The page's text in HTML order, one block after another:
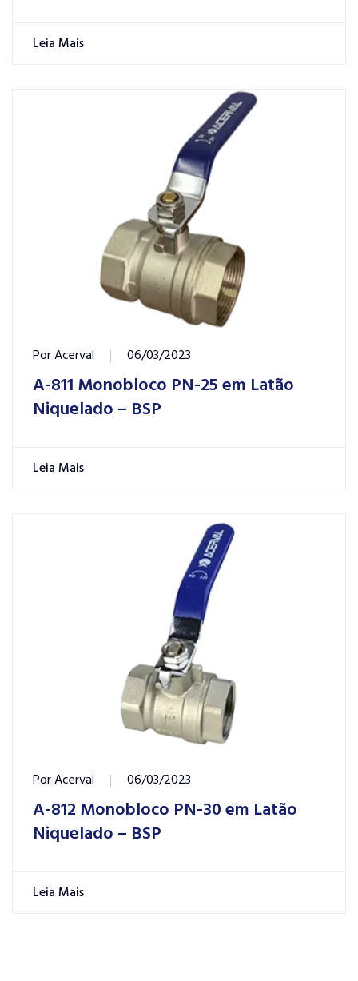
Leia Mais
PorAcerval 06/03/2023
A-811 Monobloco PN-25 em Latão
Niquelado – BSP
Leia Mais
PorAcerval 06/03/2023
A-812 Monobloco PN-30 em Latão
Niquelado – BSP
Leia Mais